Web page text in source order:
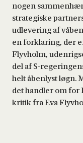
nogen
strategiske
udlevering af
en forklaring, der
Flyvholm,
del af S-
helt åbenlyst løgn.
det handler om for
kritik fra Eva